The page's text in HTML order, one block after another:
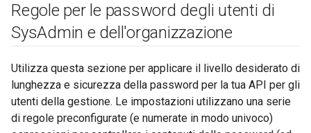
Regole per le password degli utenti di
SysAdmin e dell'organizzazione
Utilizza questa sezione per applicare il livello desiderato di
lunghezza e sicurezza della password per la tua API per gli
utenti della gestione. Le impostazioni utilizzano una serie
di regole preconfigurate (e numerate in modo univoco)